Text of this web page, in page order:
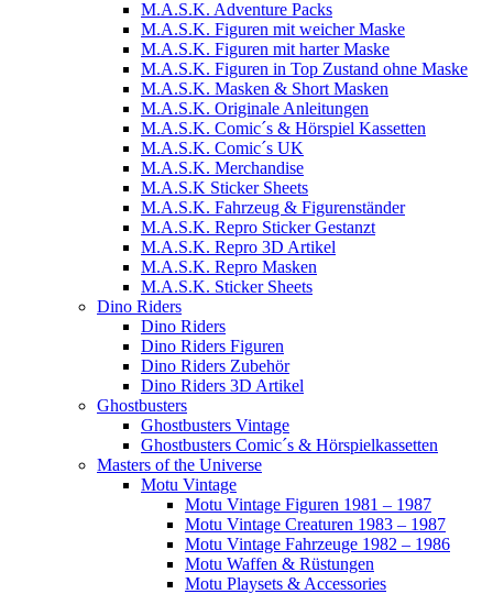
M.A.S.K. Adventure Packs
M.A.S.K. Figuren mit weicher Maske
M.A.S.K. Figuren mit harter Maske
M.A.S.K. Figuren in Top Zustand ohne Maske
M.A.S.K. Masken & Short Masken
M.A.S.K. Originale Anleitungen
M.A.S.K. Comic´s & Hörspiel Kassetten
M.A.S.K. Comic´s UK
M.A.S.K. Merchandise
M.A.S.K Sticker Sheets
M.A.S.K. Fahrzeug & Figurenständer
M.A.S.K. Repro Sticker Gestanzt
M.A.S.K. Repro 3D Artikel
M.A.S.K. Repro Masken
M.A.S.K. Sticker Sheets
Dino Riders
Dino Riders
Dino Riders Figuren
Dino Riders Zubehör
Dino Riders 3D Artikel
Ghostbusters
Ghostbusters Vintage
Ghostbusters Comic´s & Hörspielkassetten
Masters of the Universe
Motu Vintage
Motu Vintage Figuren 1981 – 1987
Motu Vintage Creaturen 1983 – 1987
Motu Vintage Fahrzeuge 1982 – 1986
Motu Waffen & Rüstungen
Motu Playsets & Accessories